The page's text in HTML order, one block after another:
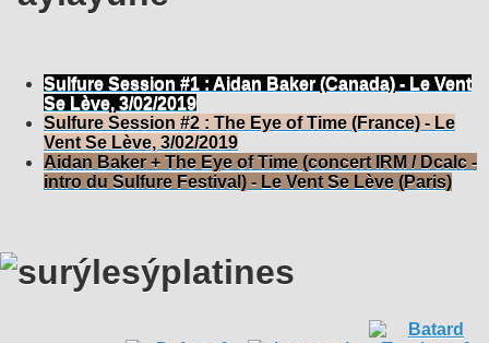
Sulfure Session #1 : Aidan Baker (Canada) - Le Vent
Se Lève, 3/02/2019
Sulfure Session #2 : The Eye of Time (France) - Le
Vent Se Lève, 3/02/2019
Aidan Baker + The Eye of Time (concert IRM / Dcalc -
intro du Sulfure Festival) - Le Vent Se Lève (Paris)